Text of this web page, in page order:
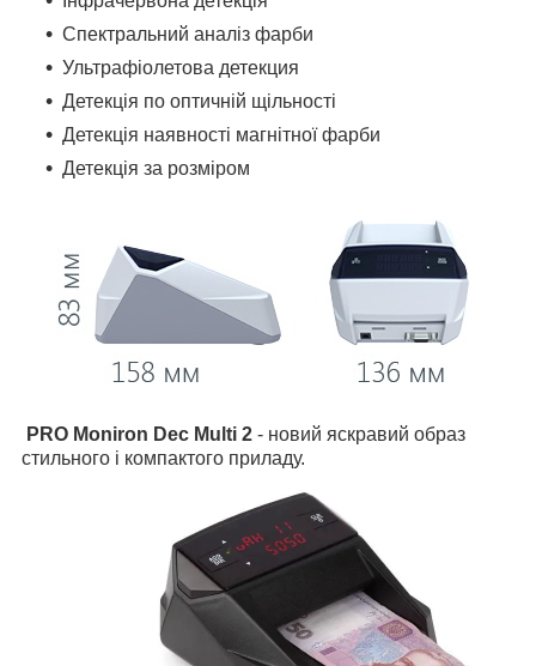
Спектральний аналіз фарби
Ультрафіолетова детекция
Детекція по оптичній щільності
Детекція наявності магнітної фарби
Детекція за розміром
PRO Moniron Dec Multi 2 - новий яскравий образ
стильного і компактого приладу.